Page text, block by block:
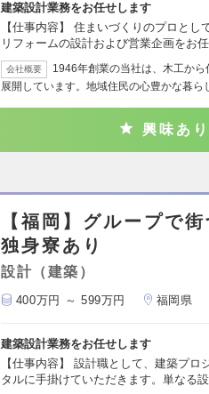
建築設計業務をお任せします
【仕事内容】 住まいづくりのプロと
リフォームの設計および営業企画をお
会社概要
1946年創業の当社は、木工か
展開しています。地域住民の心豊かな暮
興味あり
【福岡】グループで
独身寮あり
設計（建築）
400万円 ～ 599万円 福岡県
建築設計業務をお任せします
【仕事内容】 設計職として、建築プ
タルに手掛けていただきます。単なる